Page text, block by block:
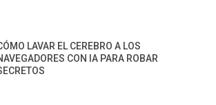
LAVAR EL CEREBRO A LOS
CON IA PARA ROBAR